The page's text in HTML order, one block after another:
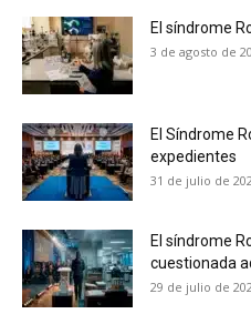
El síndrome
3 de agosto de
El Síndrome
expedientes
31 de julio de
El síndrome
cuestionada
29 de julio de